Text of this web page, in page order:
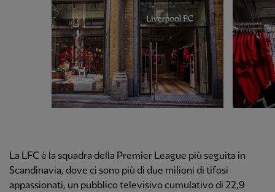
La LFC è la squadra della Premier League più seguita in
Scandinavia, dove ci sono più di due milioni di tifosi
appassionati, un pubblico televisivo cumulativo di 22,9